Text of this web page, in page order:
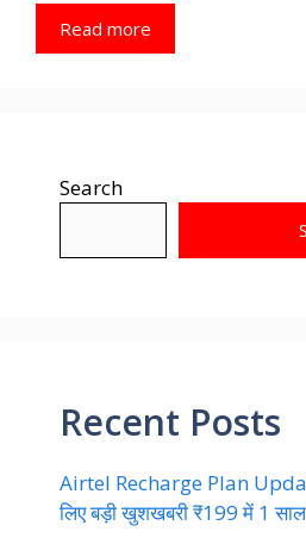
Read more
Search
Recent Posts
Airtel Recharge Plan
लिए बड़ी खुशखबरी ₹199 में 1 साल